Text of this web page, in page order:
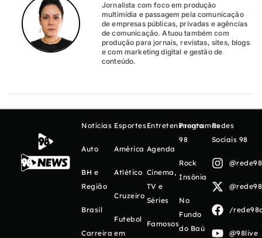
Jornalista com foco em produção
multimídia e passagem pela comunicação
de empresas públicas, privadas e agências
de comunicação. Atuou também com
produção para jornais, revistas, sites, blogs
e com marketing digital e gestão de
conteúdo.
Notícias
Auto
BH e
Região
Brasil
Carreira
Esportes
América
Atlético
Cruzeiro
Futebol
em
Entretenimento
Agenda
Cinema,
TV e
Séries
Famosos
Programas
98
Rock
Insônia
No
Fundo
do Baú
Redes
Sociais 98
/
@98live